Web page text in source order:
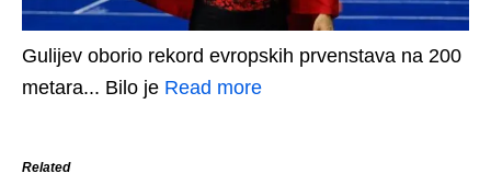
Gulijev oborio rekord evropskih prvenstava na 200
metara... Bilo je Read more
Related